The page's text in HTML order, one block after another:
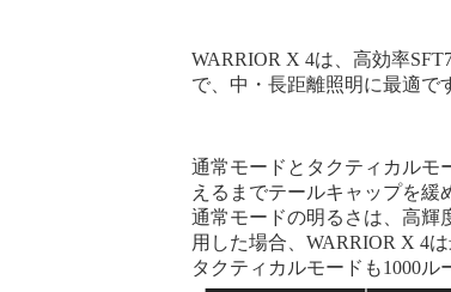
WARRIOR X 4は、高効率
で、中・長距離照明に最適で
通常モードとタクティカルモ
えるまでテールキャップを緩
通常モードの明るさは、高輝
用した場合、WARRIOR X 4
タクティカルモードも1000ル